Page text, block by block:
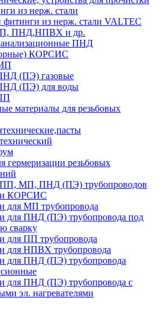
из нерж. стали
из нерж. стали VALTEC
ПНД,НПВХ и др.
ПНД
КОРСИС
(ПЭ) газовые
(ПЭ) для воды
материалы для резьбовых
гермеризации резьбовых
ПП, МП, ПНД (ПЭ) трубопроводов
КОРСИС
для МП трубопровода
для ПНД (ПЭ) трубопровода под
сварку
для ПП трубопровода
для НПВХ трубопровода
для ПНД (ПЭ) трубопровода
для ПНД (ПЭ) трубопровода с
эл. нагревателями